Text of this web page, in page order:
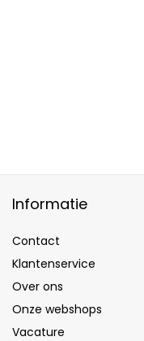
Informatie
Contact
Klantenservice
Over ons
Onze webshops
Vacature